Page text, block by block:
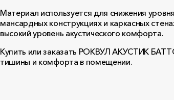
Материал используется для снижения
мансардных конструкциях и каркасных
высокий уровень акустического комфорта.
Купить или заказать РОКВУЛ АКУСТИК
тишины и комфорта в помещении.